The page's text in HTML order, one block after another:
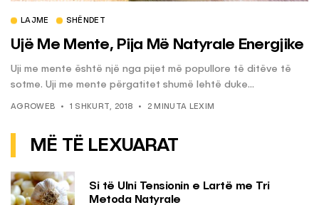
LAJME SHËNDET
Ujë Me Mente, Pija Më Natyrale Energjike
Uji me mente është një nga pijet më popullore të ditëve të
sotme. Uji me mente përgatitet shumë lehtë duke...
AGROWEB 1 SHKURT, 2018 2 MINUTA LEXIM
MË TË LEXUARAT
Si të Ulni Tensionin e Lartë me Tri
Metoda Natyrale